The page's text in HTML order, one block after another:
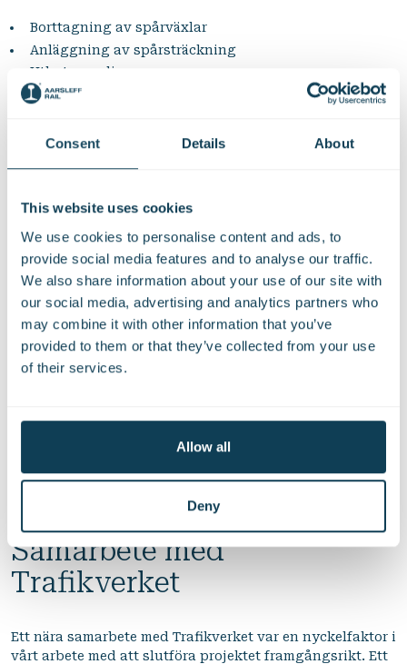
Consent Details About
This website uses cookies
We use cookies to personalise content and ads, to
provide social media features and to analyse our traffic.
We also share information about your use of our site with
our social media, advertising and analytics partners who
may combine it with other information that you’ve
provided to them or that they’ve collected from your use
of their services.
Allow all
Deny
Borttagning av spårväxlar
Anläggning av spårsträckning
Utbyte av sliprar
Installation av ett nytt signalsystem
kontaktledningsanläggning
integrerat brandlarmsystem
Logistik
Projektets logistik innebar en betydande utmaning,
särskilt på grund av:
En välplanerad strategi säkerställde att arbetet fortskred
utan större påverkan på omgivningen.
Samarbete med
Trafikverket
Ett nära samarbete med Trafikverket var en nyckelfaktor i
vårt arbete med att slutföra projektet framgångsrikt. Ett